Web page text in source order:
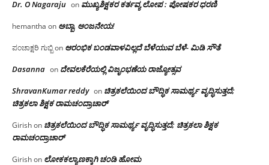
Dr. O Nagaraju on ಮುಖ್ಯಶಿಕ್ಷಕರ ಕರ್ತವ್ಯ ಲೋಪ : ಪೋಷಕರ ಧರಣಿ
hemantha on ಅಬ್ಬಾ, ಆಂಜನೇಯ!
ಪಂಚಾಕ್ಷರಿ ಗುಬ್ಬಿon ಆರಂಭಿಕ ಬಂಡವಾಳವಿಲ್ಲದೆ ಬೆಳೆಯುವ ಬೆಳೆ- ಮಿಡಿ ಸೌತೆ
Dasanna on ದೇವಲಕೆರೆಯಲ್ಲಿ ವಿಜೃಂಭಣೆಯ ರಾಜ್ಯೋತ್ಸವ
ShravanKumar reddy on ಚಿತ್ರಕಲೆಯಿಂದ ಬೌದ್ಧಿಕ ಸಾಮರ್ಥ್ಯ ವೃದ್ಧಿಸುತ್ತದೆ;
ಚಿತ್ರಕಲಾ ಶಿಕ್ಷಕ ರಾಮಚಂದ್ರಾಚಾರ್
Girishon ಚಿತ್ರಕಲೆಯಿಂದ ಬೌದ್ಧಿಕ ಸಾಮರ್ಥ್ಯ ವೃದ್ಧಿಸುತ್ತದೆ; ಚಿತ್ರಕಲಾ ಶಿಕ್ಷಕ
ರಾಮಚಂದ್ರಾಚಾರ್
Girishon ಲೋಕಕಲ್ಯಾಣಕ್ಕಾಗಿ ಚಂಡಿ ಹೋಮ